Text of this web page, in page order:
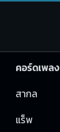
คอร์ดเพลง
สากล
แร็พ